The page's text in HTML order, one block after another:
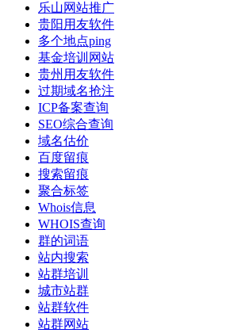
乐山网站推广
贵阳用友软件
多个地点ping
基金培训网站
贵州用友软件
过期域名抢注
ICP备案查询
SEO综合查询
域名估价
百度留痕
搜索留痕
聚合标签
Whois信息
WHOIS查询
群的词语
站内搜索
站群培训
城市站群
站群软件
站群网站